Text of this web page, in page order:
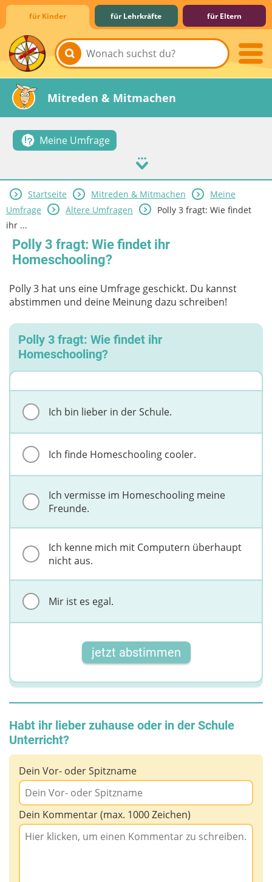
für Kinder für Lehrkräfte für Eltern
Lernen & Schule
Hobby & Freizeit
Spiel & Spaß
Mitreden & Mitmachen
Meine Umfrage
Startseite Mitreden & Mitmachen
Meine
Umfrage
Ältere Umfragen
Polly 3 fragt: Wie findet
ihr ...
Polly 3 fragt: Wie findet ihr
Homeschooling?
Polly 3 hat uns eine Umfrage geschickt. Du kannst
abstimmen und deine Meinung dazu schreiben!
Polly 3 fragt: Wie findet ihr
Homeschooling?
Ich bin lieber in der Schule.
Ich finde Homeschooling cooler.
Ich vermisse im Homeschooling meine
Freunde.
Ich kenne mich mit Computern überhaupt
nicht aus.
Mir ist es egal.
jetzt abstimmen
Habt ihr lieber zuhause oder in der Schule
Unterricht?
Dein Vor- oder Spitzname
Dein Kommentar (max. 1000 Zeichen)